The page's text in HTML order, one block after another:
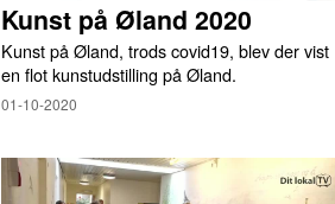
Kunst på Øland 2020
Kunst på Øland, trods covid19, blev der vist
en flot kunstudstilling på Øland.
01-10-2020